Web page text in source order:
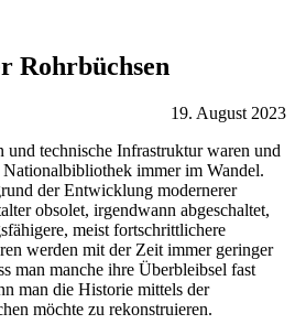
Rohrbüchsen
19. August 2023
und technische Infrastruktur waren und
immer im Wandel.
der Entwicklung modernerer
obsolet, irgendwann abgeschaltet,
meist fortschrittlichere
werden mit der Zeit immer geringer
man manche ihre Überbleibsel fast
man die Historie mittels der
möchte zu rekonstruieren.